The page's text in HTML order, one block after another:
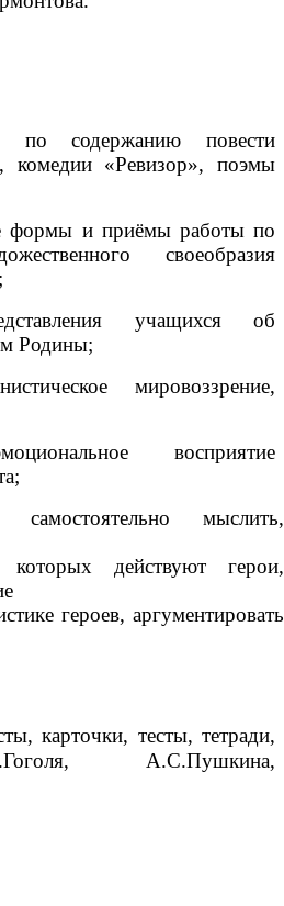
содержанию повести
комедии «Ревизор», поэмы
формы и приёмы работы по
своеобразия
учащихся об
Родины;
мировоззрение,
восприятие
самостоятельно мыслить,
которых действуют герои,
героев, аргументировать
карточки, тесты, тетради,
А.С.Пушкина,